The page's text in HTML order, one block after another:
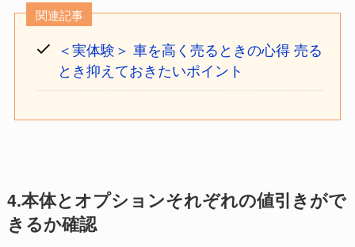
関連記事
＜実体験＞ 車を高く売るときの心得 売る
とき抑えておきたいポイント
4.本体とオプションそれぞれの値引きがで
きるか確認